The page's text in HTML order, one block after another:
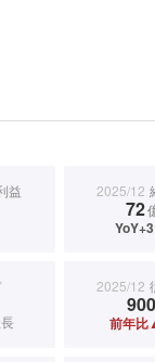
益 2025/12
72
2025/12
900
前年